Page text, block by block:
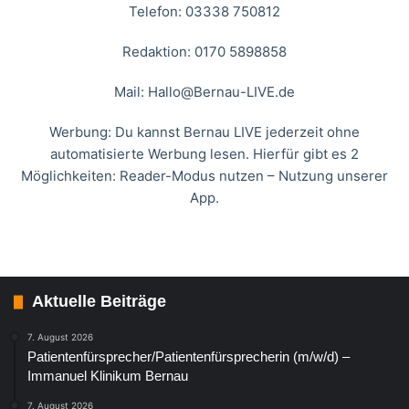
Telefon: 03338 750812
Redaktion: 0170 5898858
Mail: Hallo@Bernau-LIVE.de
Werbung: Du kannst Bernau LIVE jederzeit ohne
automatisierte Werbung lesen. Hierfür gibt es 2
Möglichkeiten: Reader-Modus nutzen – Nutzung unserer
App.
Aktuelle Beiträge
7. August 2026
Patientenfürsprecher/Patientenfürsprecherin (m/w/d) –
Immanuel Klinikum Bernau
7. August 2026